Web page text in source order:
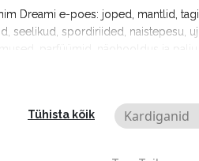
Dreami e-poes: joped, mantlid,
seelikud, spordiriided, naistepesu,
Klein, Camel Active, Denim
Tühista kõik Kardiganid